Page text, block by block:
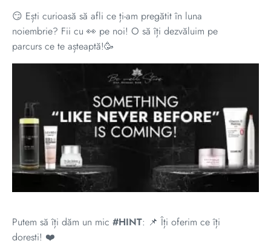
😏 Ești curioasă să afli ce ți-am pregătit în luna
noiembrie? Fii cu 👀 pe noi! O să îți dezvăluim pe
parcurs ce te așteaptă!🥳
Putem să îți dăm un mic #HINT: 📌 Îți oferim ce îți
dorești! ❤️